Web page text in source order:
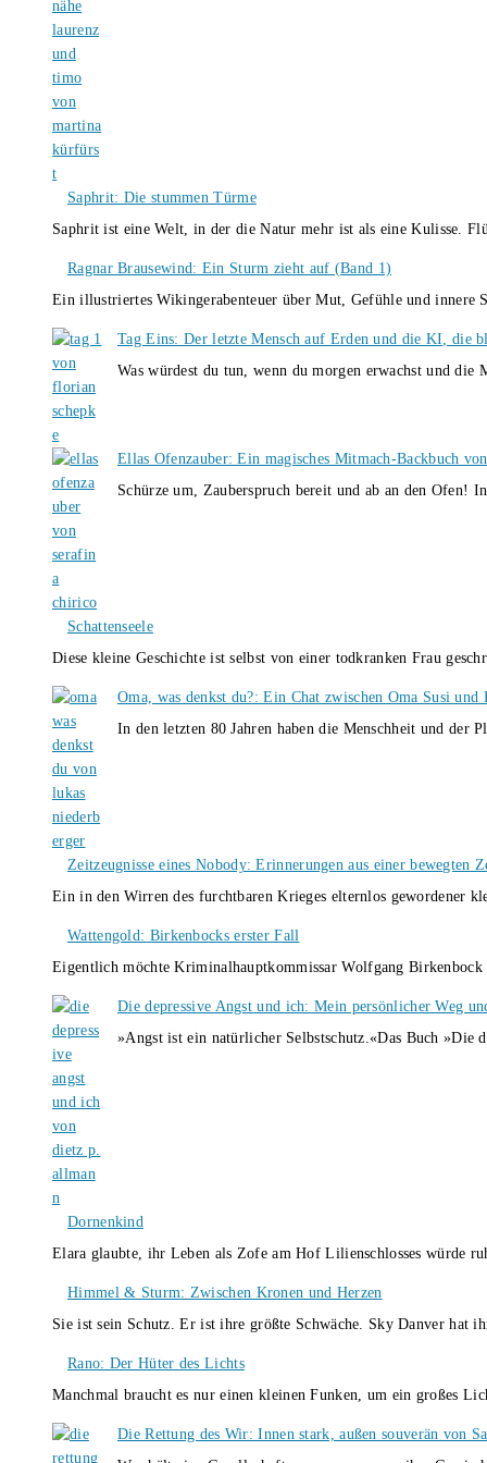
Saphrit: Die stummen Türme
Saphrit ist eine Welt, in der die Natur mehr ist als eine Kulisse.
Ragnar Brausewind: Ein Sturm zieht auf (Band 1)
Ein illustriertes Wikingerabenteuer über Mut, Gefühle und
Tag Eins: Der letzte Mensch auf Erden und die KI, die
Was würdest du tun, wenn du morgen erwachst und
Ellas Ofenzauber: Ein magisches Mitmach-Backbuch
Schürze um, Zauberspruch bereit und ab an den Ofen!
Schattenseele
Diese kleine Geschichte ist selbst von einer todkranken Frau
Oma, was denkst du?: Ein Chat zwischen Oma Susi
In den letzten 80 Jahren haben die Menschheit und
Zeitzeugnisse eines Nobody: Erinnerungen aus einer bewegten
Ein in den Wirren des furchtbaren Krieges elternlos gewordener
Wattengold: Birkenbocks erster Fall
Eigentlich möchte Kriminalhauptkommissar Wolfgang
Die depressive Angst und ich: Mein persönlicher Weg
»Angst ist ein natürlicher Selbstschutz.«Das Buch
Dornenkind
Elara glaubte, ihr Leben als Zofe am Hof Lilienschlosses würde
Himmel & Sturm: Zwischen Kronen und Herzen
Sie ist sein Schutz. Er ist ihre größte Schwäche. Sky Danver
Rano: Der Hüter des Lichts
Manchmal braucht es nur einen kleinen Funken, um ein großes
Die Rettung des Wir: Innen stark, außen souverän von